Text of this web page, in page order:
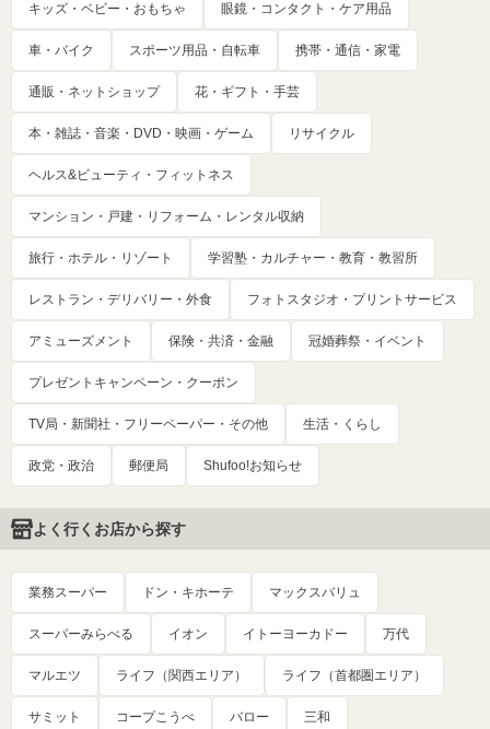
キッズ・ベビー・おもちゃ 眼鏡・コンタクト・ケア用品
車・バイク スポーツ用品・自転車 携帯・通信・家電
通販・ネットショップ 花・ギフト・手芸
本・雑誌・音楽・DVD・映画・ゲーム リサイクル
ヘルス&ビューティ・フィットネス
マンション・戸建・リフォーム・レンタル収納
旅行・ホテル・リゾート 学習塾・カルチャー・教育・教習所
レストラン・デリバリー・外食 フォトスタジオ・プリントサービス
アミューズメント 保険・共済・金融 冠婚葬祭・イベント
プレゼントキャンペーン・クーポン
TV局・新聞社・フリーペーパー・その他 生活・くらし
政党・政治 郵便局 Shufoo!お知らせ
よく行くお店から探す
業務スーパー ドン・キホーテ マックスバリュ
スーパーみらべる イオン イトーヨーカドー 万代
マルエツ ライフ（関西エリア） ライフ（首都圏エリア）
サミット コープこうべ バロー 三和